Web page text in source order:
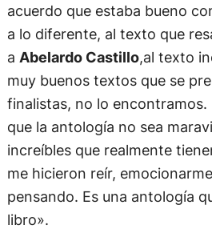
acuerdo que estaba bueno
a lo diferente, al texto que
a Abelardo Castillo,al texto
muy buenos textos que se
finalistas, no lo encontramos.
que la antología no sea
increíbles que realmente
me hicieron reír,
pensando. Es una antología
libro».